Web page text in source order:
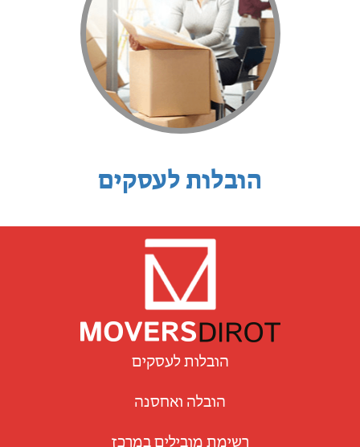
הובלות לעסקים
הובלות לעסקים
הובלה ואחסנה
רשימת מובילים במרכז